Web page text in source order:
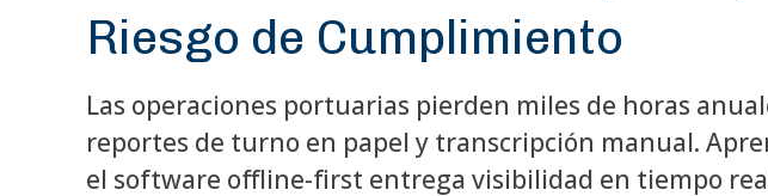
Riesgo de Cumplimiento
Las operaciones portuarias pierden miles de horas
reportes de turno en papel y transcripción manual.
el software offline-first entrega visibilidad en tiempo